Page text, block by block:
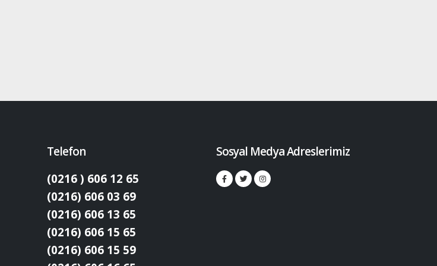
Telefon
(0216 ) 606 12 65
(0216) 606 03 69
(0216) 606 13 65
(0216) 606 15 65
(0216) 606 15 59
Sosyal Medya Adreslerimiz